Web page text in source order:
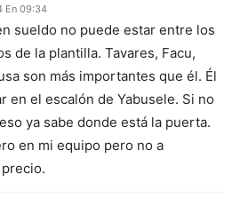
En 09:34
sueldo no puede estar entre los
de la plantilla. Tavares, Facu,
son más importantes que él. Él
en el escalón de Yabusele. Si no
ya sabe donde está la puerta.
en mi equipo pero no a